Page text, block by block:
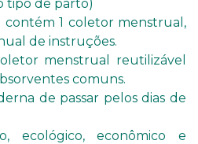
tipo de parto)
contém 1 coletor menstrual,
de instruções.
menstrual reutilizável
comuns.
de passar pelos dias de
ecológico, econômico e